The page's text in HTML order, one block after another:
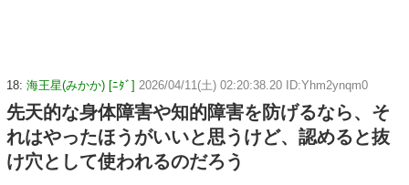
18: 海王星(みかか) [ﾆﾀﾞ] 2026/04/11(土) 02:20:38.20 ID:Yhm2ynqm0
先天的な身体障害や知的障害を防げるなら、そ
れはやったほうがいいと思うけど、認めると抜
け穴として使われるのだろう